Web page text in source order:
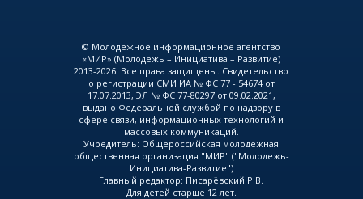
© Молодежное информационное агентство
«МИР» (Молодежь – Инициатива – Развитие)
2013-2026. Все права защищены. Свидетельство
о регистрации СМИ ИА № ФС 77 - 54674 от
17.07.2013, ЭЛ № ФС 77-80297 от 09.02.2021,
выдано Федеральной службой по надзору в
сфере связи, информационных технологий и
массовых коммуникаций.
Учредитель: Общероссийская молодежная
общественная организация "МИР" ("Молодежь-
Инициатива-Развитие")
Главный редактор: Писарёвский Р.В.
Для детей старше 12 лет.